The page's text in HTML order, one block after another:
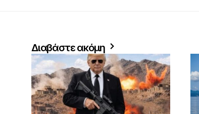
Διαβάστε ακόμη